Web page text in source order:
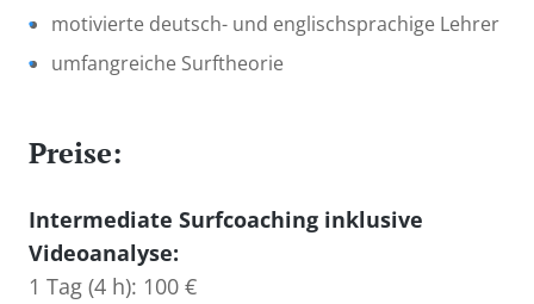
motivierte deutsch- und englischsprachige Lehrer
umfangreiche Surftheorie
Preise:
Intermediate Surfcoaching inklusive
Videoanalyse:
1 Tag (4 h): 100 €